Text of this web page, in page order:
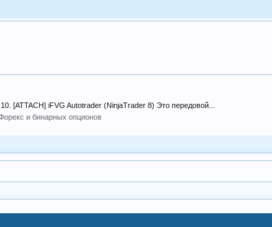
[ATTACH] iFVG Autotrader (NinjaTrader 8) Это передовой...
и бинарных опционов